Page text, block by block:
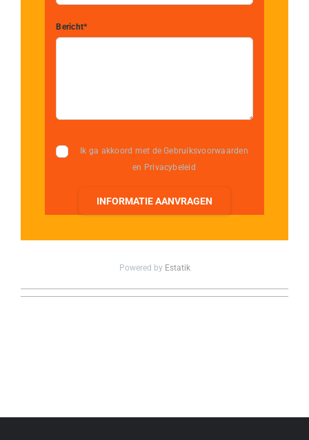
Bericht*
Ik ga akkoord met de Gebruiksvoorwaarden
en Privacybeleid
INFORMATIE AANVRAGEN
Powered by Estatik